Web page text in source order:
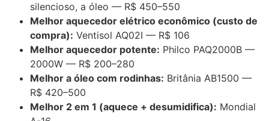
silencioso, a óleo — R$ 450–550
Melhor aquecedor elétrico econômico (custo de
compra): Ventisol AQ02I — R$ 106
Melhor aquecedor potente: Philco PAQ2000B —
2000W — R$ 200–280
Melhor a óleo com rodinhas: Britânia AB1500 —
R$ 420–500
Melhor 2 em 1 (aquece + desumidifica): Mondial